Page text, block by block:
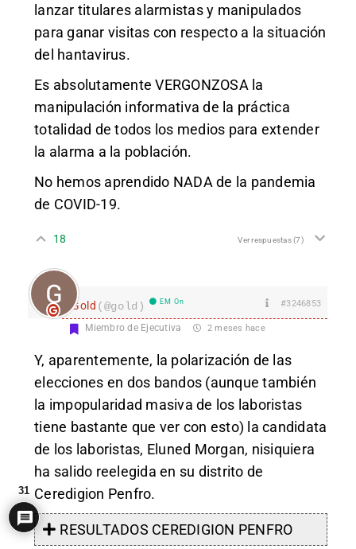
lanzar titulares alarmistas y manipulados
para ganar visitas con respecto a la situación
del hantavirus.
Es absolutamente VERGONZOSA la
manipulación informativa de la práctica
totalidad de todos los medios para extender
la alarma a la población.
No hemos aprendido NADA de la pandemia
de COVID-19.
18 Ver respuestas(7)
Gold (@gold) EM On #3246853
Miembro de Ejecutiva 2 meses hace
Y, aparentemente, la polarización de las
elecciones en dos bandos (aunque también
la impopularidad masiva de los laboristas
tiene bastante que ver con esto) la candidata
de los laboristas, Eluned Morgan, nisiquiera
ha salido reelegida en su distrito de
Ceredigion Penfro.
RESULTADOS CEREDIGION PENFRO
31